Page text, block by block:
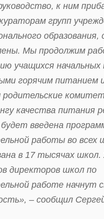
к ним
групп
образования,
Мы продолжим
учащихся начальных
горячим питанием
родительские
качества питания
введена
работы во всех
в 17 тысячах школ.
директоров школ по
работе начнут
, – сообщил